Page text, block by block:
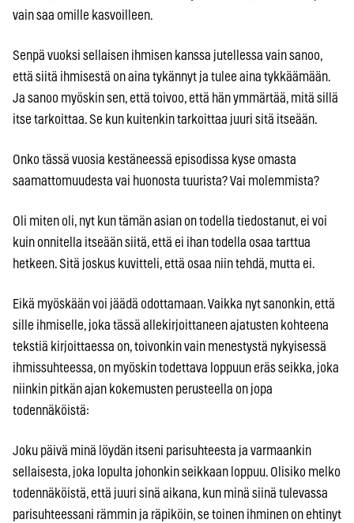
vain saa omille kasvoilleen.
Senpä vuoksi sellaisen ihmisen kanssa jutellessa vain sanoo,
että siitä ihmisestä on aina tykännyt ja tulee aina tykkäämään.
Ja sanoo myöskin sen, että toivoo, että hän ymmärtää, mitä sillä
itse tarkoittaa. Se kun kuitenkin tarkoittaa juuri sitä itseään.
Onko tässä vuosia kestäneessä episodissa kyse omasta
saamattomuudesta vai huonosta tuurista? Vai molemmista?
Oli miten oli, nyt kun tämän asian on todella tiedostanut, ei voi
kuin onnitella itseään siitä, että ei ihan todella osaa tarttua
hetkeen. Sitä joskus kuvitteli, että osaa niin tehdä, mutta ei.
Eikä myöskään voi jäädä odottamaan. Vaikka nyt sanonkin, että
sille ihmiselle, joka tässä allekirjoittaneen ajatusten kohteena
tekstiä kirjoittaessa on, toivonkin vain menestystä nykyisessä
ihmissuhteessa, on myöskin todettava loppuun eräs seikka, joka
niinkin pitkän ajan kokemusten perusteella on jopa
todennäköistä:
Joku päivä minä löydän itseni parisuhteesta ja varmaankin
sellaisesta, joka lopulta johonkin seikkaan loppuu. Olisiko melko
todennäköistä, että juuri sinä aikana, kun minä siinä tulevassa
parisuhteessani rämmin ja räpiköin, se toinen ihminen on ehtinyt